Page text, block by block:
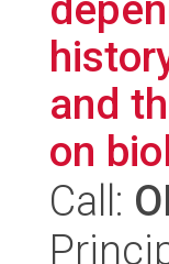
and
on
Call: